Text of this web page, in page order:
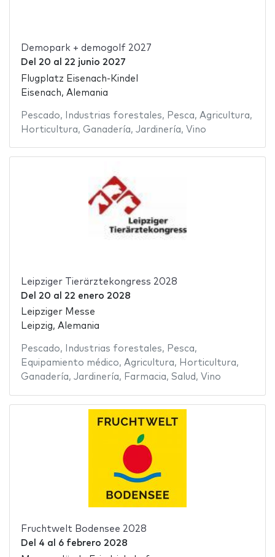
Demopark + demogolf 2027
Del 20 al 22 junio 2027
Flugplatz Eisenach-Kindel
Eisenach, Alemania
Pescado, Industrias forestales, Pesca, Agricultura,
Horticultura, Ganadería, Jardinería, Vino
Leipziger Tierärztekongress 2028
Del 20 al 22 enero 2028
Leipziger Messe
Leipzig, Alemania
Pescado, Industrias forestales, Pesca,
Equipamiento médico, Agricultura, Horticultura,
Ganadería, Jardinería, Farmacia, Salud , Vino
Fruchtwelt Bodensee 2028
Del 4 al 6 febrero 2028